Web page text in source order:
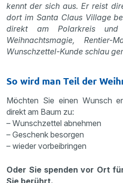
kennt der sich aus. Er reist
dort im Santa Claus Village
direkt am Polarkreis
Weihnachtsmagie, Rentier-
Wunschzettel-Kunde schlau
So wird man Teil der
Möchten Sie einen Wunsch
direkt am Baum zu:
– Wunschzettel abnehmen
– Geschenk besorgen
– wieder vorbeibringen
Oder Sie spenden vor Ort
Sie berührt.